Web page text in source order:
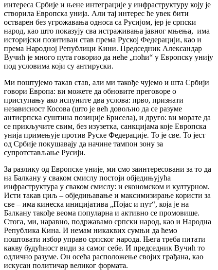
интереса Србије и њене интеграције у инфраструктуру коју је
створила Европска унија. Али тај интерес ће увек бити
остварен без угрожавања односа са Русијом, јер је српски
народ, као што показују сва истраживања јавног мњења, има
историјски позитиван став према Руској Федерацији, као и
према Народној Републици Кини. Председник Александар
Вучић је много пута говорио да неће „поћи“ у Европску унију
под условима који су антируски.
Ми поштујемо такав став, али ми такође чујемо и шта Србији
говори Европа: ви можете да обновите преговоре о
приступању ако испуните два услова: прво, признати
независност Косова (што је већ довољно да се разуме
антисрпска суштина позиције Брисела), и друго: ви морате да
се прикључите свим, без изузетка, санкцијама које Европска
унија примењује против Руске Федерације. То је све. То јест
од Србије покушавају да начине тампон зону за
супротстављање Русији.
За разлику од Европске уније, ми смо заинтересовани за то да
на Балкану у сваком смислу постоји обједињујућа
инфраструктура у сваком смислу: и економском и културном.
Исти такав циљ – обједињавање и максимизирање користи за
све – има кинеска иницијатива „Појас и пут“, која је на
Балкану такође веома популарна и активно се промовише.
Стога, ми, наравно, подржавамо српски народ, као и Народна
Република Кина. И немам никаквих сумњи да ћемо
поштовати избор управо српског народа. Њега треба питати
какву будућност види за самог себе. И председник Вучић то
одлично разуме. Он осећа расположење својих грађана, као
искусан политичар великог формата.